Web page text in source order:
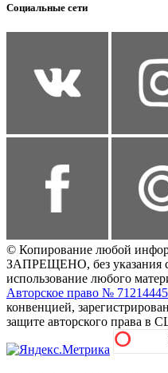
Социальные сети
© Копирование любой
ЗАПРЕЩЕНО, без указания
использование любого
Авторское право №
конвенцией,
защите авторского права